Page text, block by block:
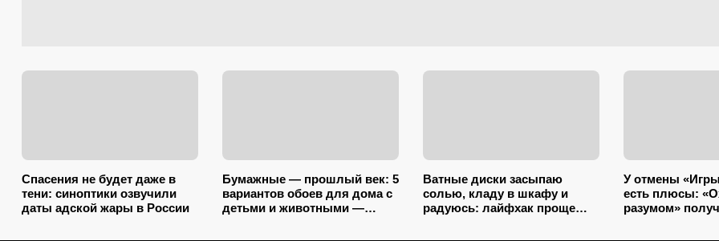
Спасения не будет даже в
тени: синоптики озвучили
даты адской жары в России
Бумажные — прошлый век: 5
вариантов обоев для дома с
детьми и животными —
Ватные диски засыпаю
солью, кладу в шкафу и
радуюсь: лайфхак проще
У отмены
есть плюсы:
разумом»